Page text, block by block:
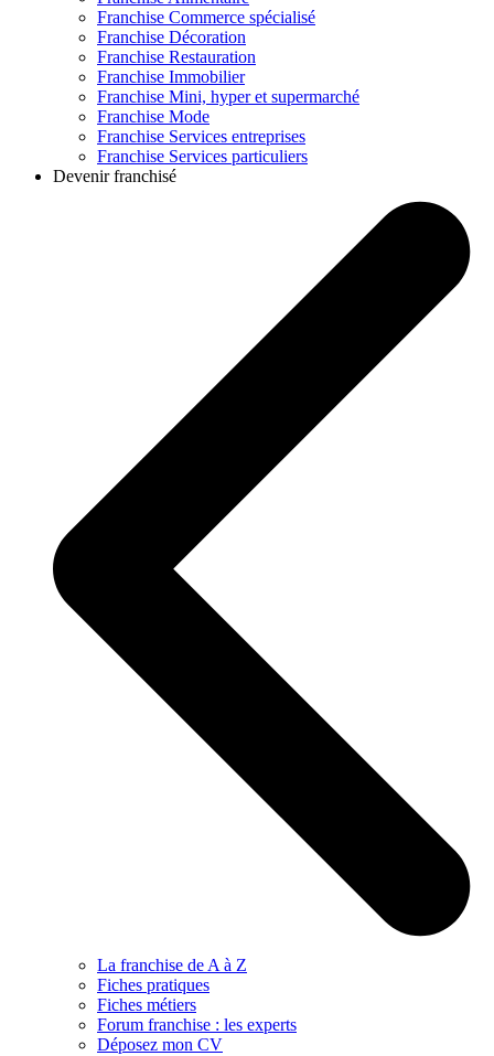
Franchise Commerce spécialisé
Franchise Décoration
Franchise Restauration
Franchise Immobilier
Franchise Mini, hyper et supermarché
Franchise Mode
Franchise Services entreprises
Franchise Services particuliers
Devenir franchisé
La franchise de A à Z
Fiches pratiques
Fiches métiers
Forum franchise : les experts
Déposez mon CV